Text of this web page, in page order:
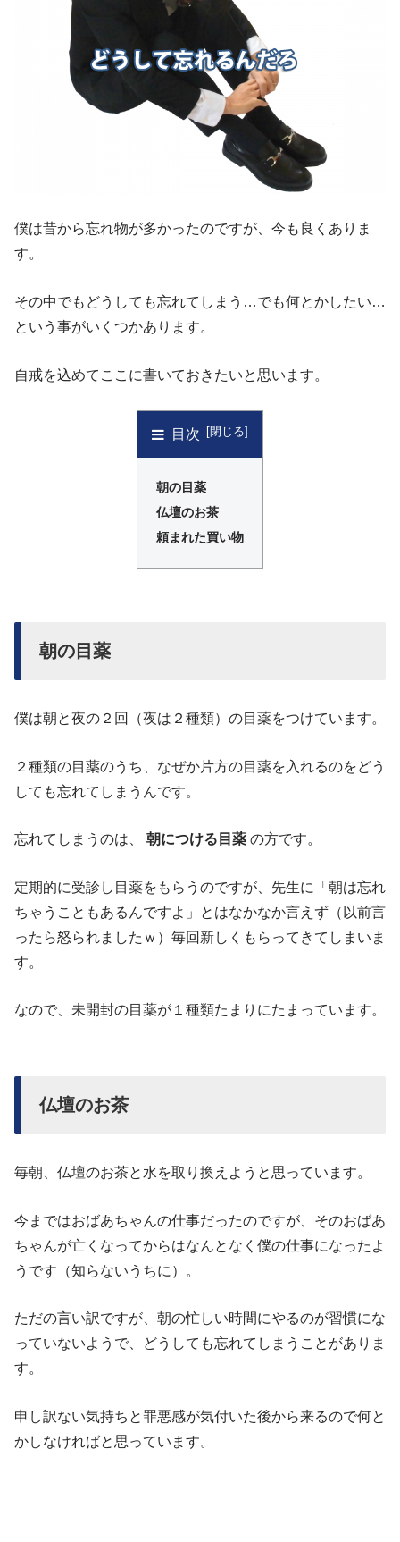
僕は昔から忘れ物が多かったのですが、今も良くありま
す。
その中でもどうしても忘れてしまう…でも何とかしたい…
という事がいくつかあります。
自戒を込めてここに書いておきたいと思います。
目次
朝の目薬
仏壇のお茶
頼まれた買い物
朝の目薬
僕は朝と夜の２回（夜は２種類）の目薬をつけています。
２種類の目薬のうち、なぜか片方の目薬を入れるのをどう
しても忘れてしまうんです。
忘れてしまうのは、 朝につける目薬 の方です。
定期的に受診し目薬をもらうのですが、先生に「朝は忘れ
ちゃうこともあるんですよ」とはなかなか言えず（以前言
ったら怒られましたｗ）毎回新しくもらってきてしまいま
す。
なので、未開封の目薬が１種類たまりにたまっています。
仏壇のお茶
毎朝、仏壇のお茶と水を取り換えようと思っています。
今まではおばあちゃんの仕事だったのですが、そのおばあ
ちゃんが亡くなってからはなんとなく僕の仕事になったよ
うです（知らないうちに）。
ただの言い訳ですが、朝の忙しい時間にやるのが習慣にな
っていないようで、どうしても忘れてしまうことがありま
す。
申し訳ない気持ちと罪悪感が気付いた後から来るので何と
かしなければと思っています。